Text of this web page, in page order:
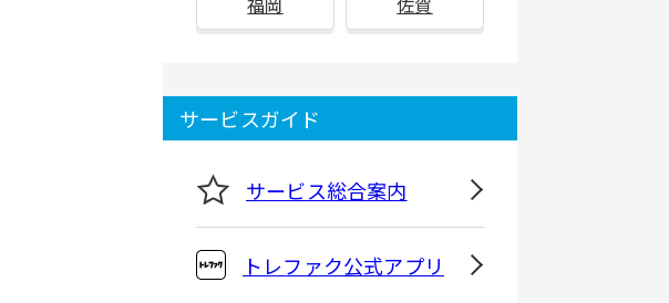
サービスガイド
サービス総合案内
トレファク公式アプリ